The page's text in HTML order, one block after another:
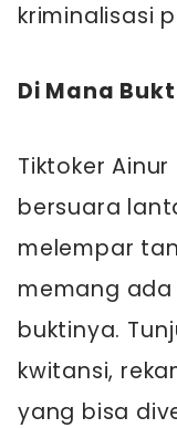
kriminalisasi
Di Mana
Tiktoker
bersuara
melempar
memang
buktinya.
kwitansi,
yang bisa